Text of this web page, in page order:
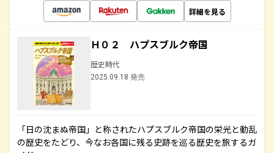
詳細を見る
Ｈ０２ ハプスブルク帝国
歴史時代
2025.09.18 発売
「日の沈まぬ帝国」と称されたハプスブルク帝国の栄光と動乱
の歴史をたどり、今なお各国に残る史跡を巡る歴史を旅するガ